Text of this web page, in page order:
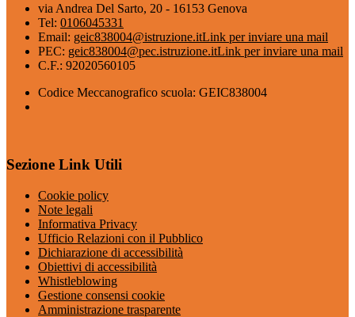
via Andrea Del Sarto, 20 - 16153 Genova
Tel: 0106045331
Email: geic838004@istruzione.itLink per inviare una mail
PEC: geic838004@pec.istruzione.itLink per inviare una mail
C.F.: 92020560105
Codice Meccanografico scuola: GEIC838004
Sezione Link Utili
Cookie policy
Note legali
Informativa Privacy
Ufficio Relazioni con il Pubblico
Dichiarazione di accessibilità
Obiettivi di accessibilità
Whistleblowing
Gestione consensi cookie
Amministrazione trasparente